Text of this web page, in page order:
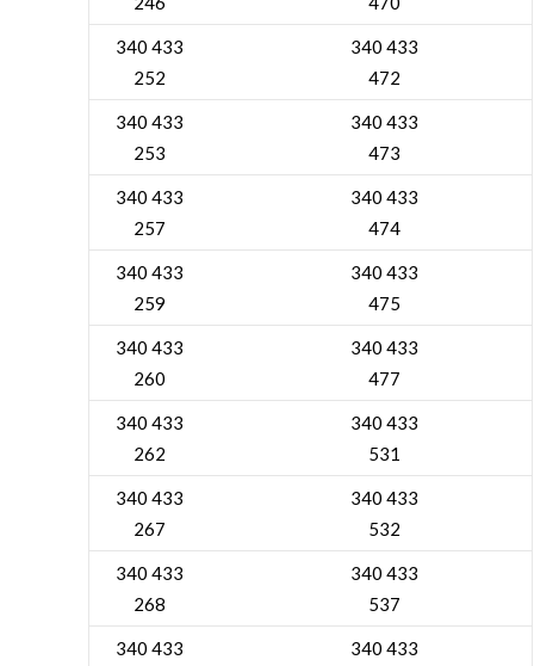
340 433
252
340 433
472
340 433
253
340 433
473
340 433
257
340 433
474
340 433
259
340 433
475
340 433
260
340 433
477
340 433
262
340 433
531
340 433
267
340 433
532
340 433
268
340 433
537
340 433
340 433